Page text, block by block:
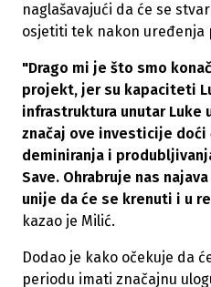
naglašavajući da će se
osjetiti tek nakon uređenja
"Drago mi je što smo
projekt, jer su kapaciteti
infrastruktura unutar Luke
značaj ove investicije doći
deminiranja i
Save. Ohrabruje nas
unije da će se krenuti i u
kazao je Milić.
Dodao je kako očekuje da
periodu imati značajnu